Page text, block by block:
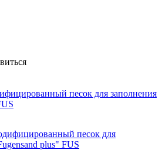
песок для
plus" FUS